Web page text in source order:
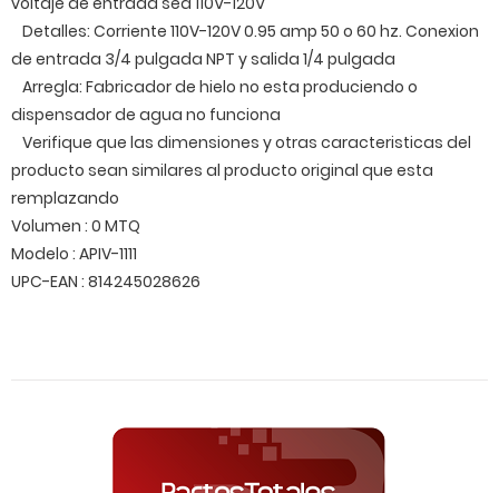
Detalles: Corriente 110V-120V 0.95 amp 50 o 60 hz. Conexion
de entrada 3/4 pulgada NPT y salida 1/4 pulgada
Arregla: Fabricador de hielo no esta produciendo o
dispensador de agua no funciona
Verifique que las dimensiones y otras caracteristicas del
producto sean similares al producto original que esta
remplazando
Volumen : 0 MTQ
Modelo : APIV-1111
UPC-EAN : 814245028626